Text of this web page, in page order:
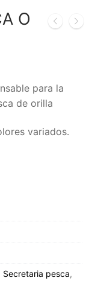
O
para la
de orilla
variados.
Secretaria pesca,